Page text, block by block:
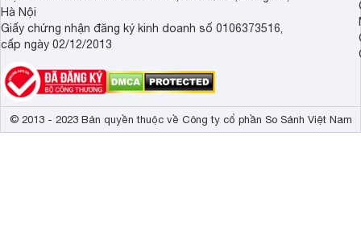
Hà Nội
Giấy chứng nhận đăng ký kinh doanh số 0106373516,
cấp ngày 02/12/2013
© 2013 - 2023 Bản quyền thuộc về Công ty cổ phần So Sánh Việt Nam